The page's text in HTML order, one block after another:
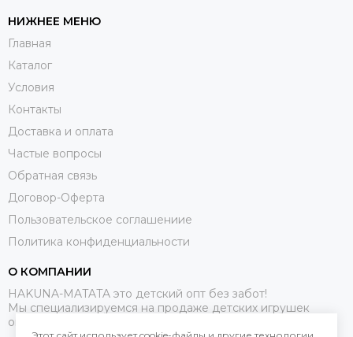
НИЖНЕЕ МЕНЮ
Главная
Каталог
Условия
Контакты
Доставка и оплата
Частые вопросы
Обратная связь
Договор-Оферта
Пользовательское соглашениие
Политика конфиденциальности
О КОМПАНИИ
HAKUNA-MATATA это детский опт без забот!
Мы специализируемся на продаже детских игрушек
оптом.